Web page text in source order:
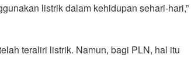
listrik dalam kehidupan sehari-hari,”
teraliri listrik. Namun, bagi PLN, hal itu